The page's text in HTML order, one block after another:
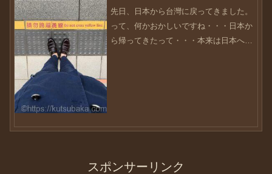
先日、日本から台灣に戻ってきました。
って、何かおかしいですね・・・日本か
ら帰ってきたって・・・本来は日本へ帰
スポンサーリンク